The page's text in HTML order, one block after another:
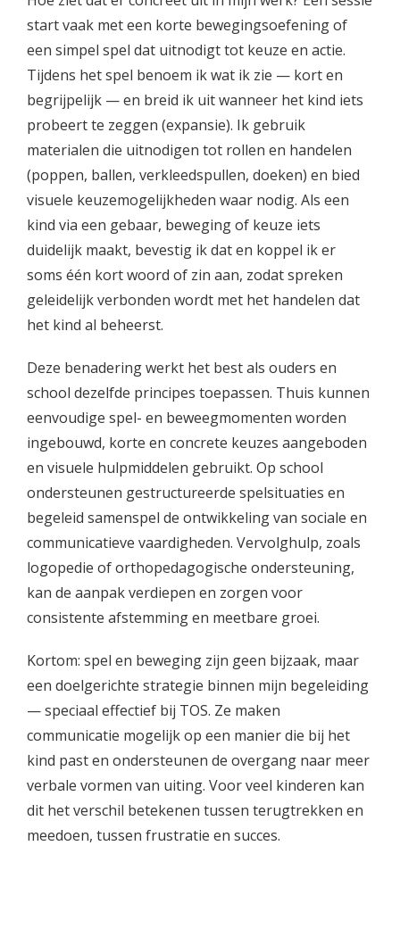
start vaak met een korte bewegingsoefening of
een simpel spel dat uitnodigt tot keuze en actie.
Tijdens het spel benoem ik wat ik zie — kort en
begrijpelijk — en breid ik uit wanneer het kind iets
probeert te zeggen (expansie). Ik gebruik
materialen die uitnodigen tot rollen en handelen
(poppen, ballen, verkleedspullen, doeken) en bied
visuele keuzemogelijkheden waar nodig. Als een
kind via een gebaar, beweging of keuze iets
duidelijk maakt, bevestig ik dat en koppel ik er
soms één kort woord of zin aan, zodat spreken
geleidelijk verbonden wordt met het handelen dat
het kind al beheerst.
Deze benadering werkt het best als ouders en
school dezelfde principes toepassen. Thuis kunnen
eenvoudige spel- en beweegmomenten worden
ingebouwd, korte en concrete keuzes aangeboden
en visuele hulpmiddelen gebruikt. Op school
ondersteunen gestructureerde spelsituaties en
begeleid samenspel de ontwikkeling van sociale en
communicatieve vaardigheden. Vervolghulp, zoals
logopedie of orthopedagogische ondersteuning,
kan de aanpak verdiepen en zorgen voor
consistente afstemming en meetbare groei.
Kortom: spel en beweging zijn geen bijzaak, maar
een doelgerichte strategie binnen mijn begeleiding
— speciaal effectief bij TOS. Ze maken
communicatie mogelijk op een manier die bij het
kind past en ondersteunen de overgang naar meer
verbale vormen van uiting. Voor veel kinderen kan
dit het verschil betekenen tussen terugtrekken en
meedoen, tussen frustratie en succes.